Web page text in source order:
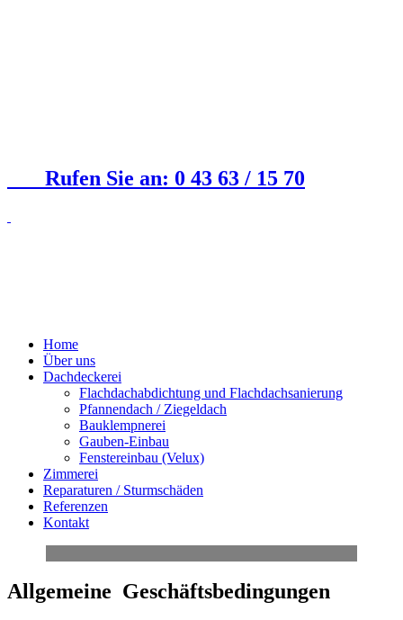
Rufen Sie an: 0 43 63 / 15 70
Home
Über uns
Dachdeckerei
Flachdachabdichtung und Flachdachsanierung
Pfannendach / Ziegeldach
Bauklempnerei
Gauben-Einbau
Fenstereinbau (Velux)
Zimmerei
Reparaturen / Sturmschäden
Referenzen
Kontakt
Allgemeine Geschäftsbedingungen